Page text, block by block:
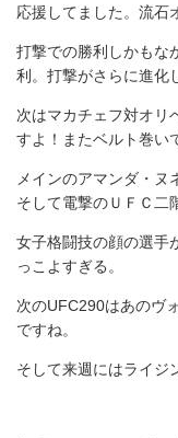
応援してました。流石
打撃での勝利しかもな
利。打撃がさらに進化
次はマカチェフ対オリ
すよ！またベルト巻い
メインのアマンダ・ヌ
そして電撃のＵＦＣ二
女子格闘技の顔の選手
っこよすぎる。
次のUFC290はあのヴ
ですね。
そして来週にはライジ